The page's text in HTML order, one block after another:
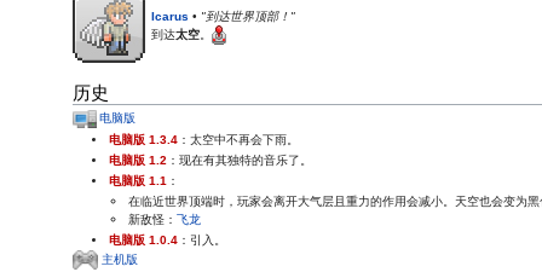
Icarus • "到达世界顶部！"
到达太空
历史
电脑版
电脑版 1.3.4 ：太空中不再会下雨。
电脑版 1.2 ：现在有其独特的音乐了。
电脑版 1.1 ：
在临近世界顶端时，玩家会离开大气层且重力的作用会减小。天空也会变为黑
新敌怪： 飞龙
电脑版 1.0.4 ：引入。
主机版